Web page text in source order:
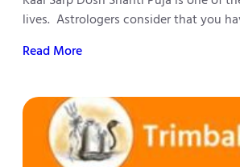
lives. Astrologers consider that you
Read More